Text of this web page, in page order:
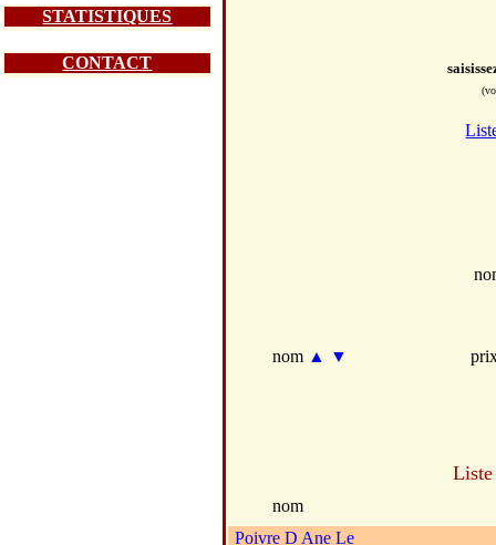
STATISTIQUES
CONTACT
nom ▲ ▼
Liste
nom
Poivre D Ane Le